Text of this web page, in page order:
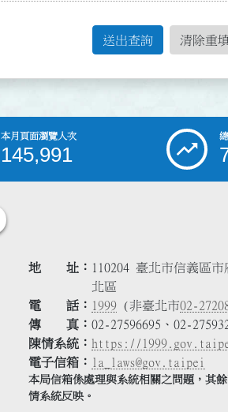
送出查詢 清除重
本月頁面瀏覽人次
145,991
地 址
110204 臺北市信義區市
北區
電 話
1999 (非臺北市02-
傳 真
02-27596695、02-
陳情系統
https://
電子信箱
la_laws@gov.taipei
本局信箱係處理與系統相關之問題，其
情系統反映。